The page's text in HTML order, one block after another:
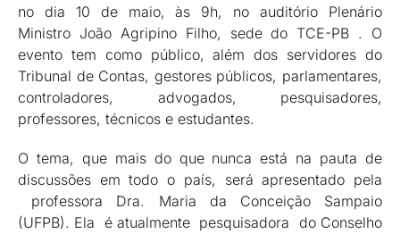
no dia 10 de maio, às 9h, no auditório Plenário
Ministro João Agripino Filho, sede do TCE-PB . O
evento tem como público, além dos servidores do
Tribunal de Contas, gestores públicos, parlamentares,
controladores, advogados, pesquisadores,
professores, técnicos e estudantes.
O tema, que mais do que nunca está na pauta de
discussões em todo o país, será apresentado pela
professora Dra. Maria da Conceição Sampaio
(UFPB). Ela é atualmente pesquisadora do Conselho